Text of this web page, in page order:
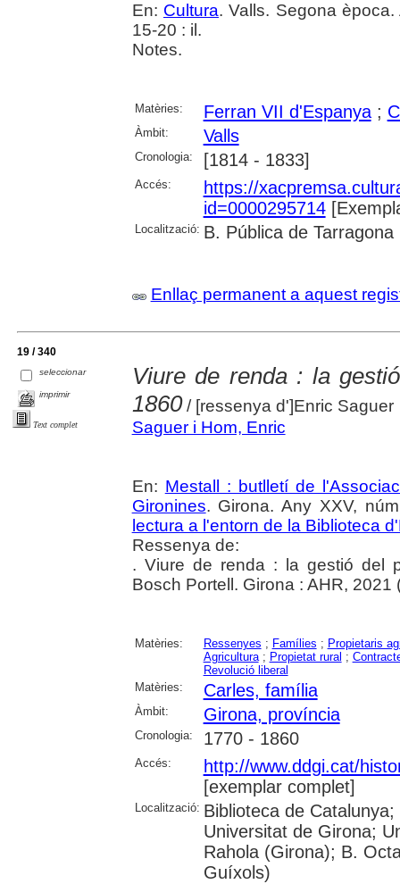
En: Cultura. Valls. Segona
15-20 : il.
Notes.
Matèries: Ferran VII d'Espanya;
Àmbit: Valls
Cronologia: [1814 - 1833]
Accés:
https://
id=0000295714
Localització: B. Pública de Tarragona
Enllaç permanent a aquest
19 / 340
seleccionar
imprimir
Text complet
Viure de renda : la
1860/ [ressenya d']Enric Saguer
Saguer i Hom, Enric
En: Mestall : butlletí de
Gironines. Girona. Any XXV,
lectura a l'entorn de la Biblioteca
Ressenya de:
. Viure de renda : la gestió del
Bosch Portell. Girona : AHR,
Matèries: Ressenyes ; Famílies ; Propietaris
Agricultura; Propietat rural ;
Revolució liberal
Matèries:
Carles, família
Àmbit: Girona, província
Cronologia: 1770 - 1860
Accés:
http://www.ddgi.cat/
[exemplar complet]
Localització: Biblioteca de
Universitat de Girona;
Rahola (Girona); B.
Guíxols)